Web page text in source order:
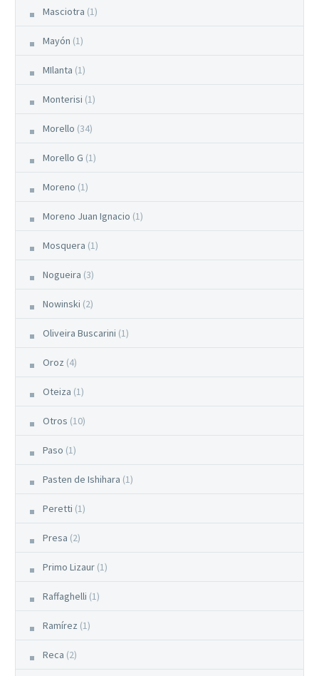
Masciotra (1)
Mayón (1)
MIlanta (1)
Monterisi (1)
Morello (34)
Morello G (1)
Moreno (1)
Moreno Juan Ignacio (1)
Mosquera (1)
Nogueira (3)
Nowinski (2)
Oliveira Buscarini (1)
Oroz (4)
Oteiza (1)
Otros (10)
Paso (1)
Pasten de Ishihara (1)
Peretti (1)
Presa (2)
Primo Lizaur (1)
Raffaghelli (1)
Ramírez (1)
Reca (2)